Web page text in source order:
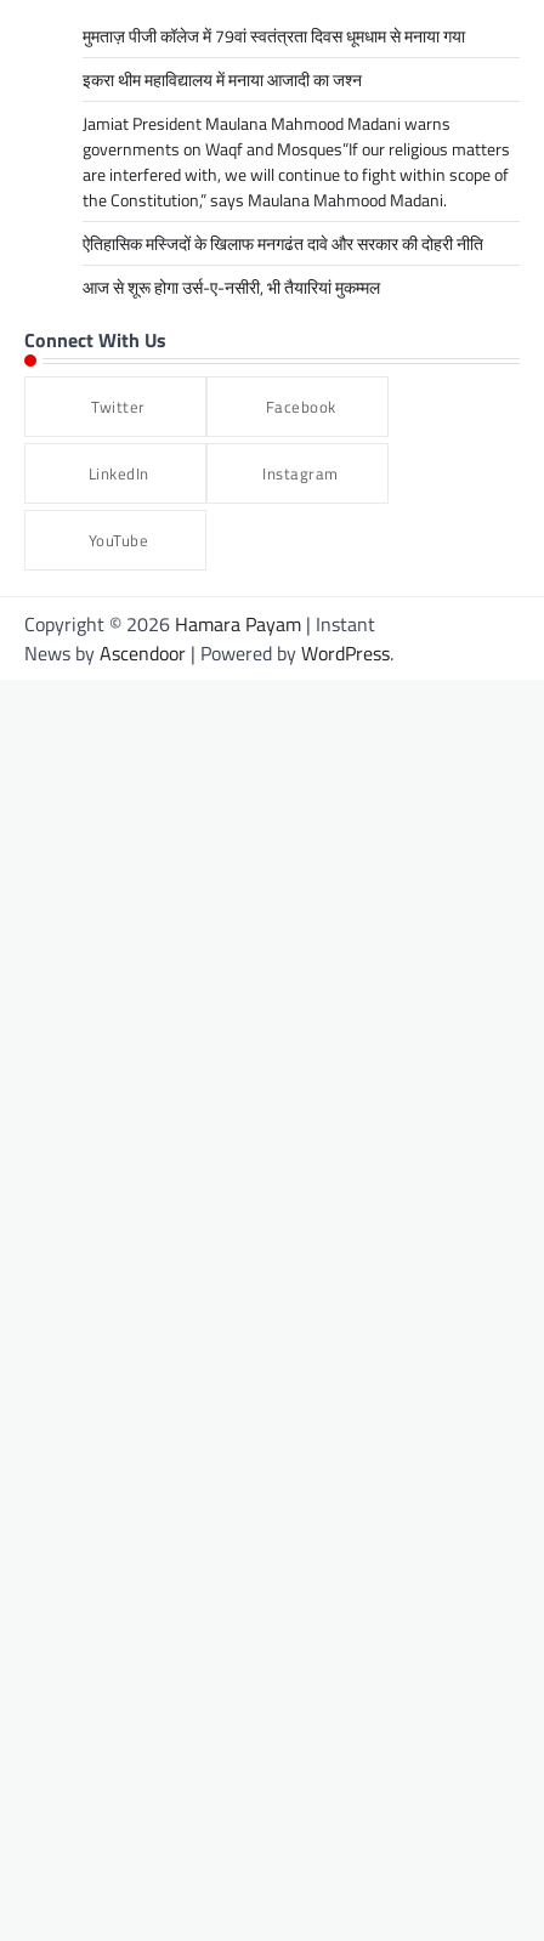
मुमताज़ पीजी कॉलेज में 79वां स्वतंत्रता दिवस धूमधाम से मनाया गया
इकरा थीम महाविद्यालय में मनाया आजादी का जश्न
Jamiat President Maulana Mahmood Madani warns
governments on Waqf and Mosques”If our religious matters
are interfered with, we will continue to fight within scope of
the Constitution,” says Maulana Mahmood Madani.
ऐतिहासिक मस्जिदों के खिलाफ मनगढंत दावे और सरकार की दोहरी नीति
आज से शूरू होगा उर्स-ए-नसीरी, भी तैयारियां मुकम्मल
Connect With Us
Twitter Facebook
LinkedIn Instagram
YouTube
Copyright © 2026 Hamara Payam | Instant
News byAscendoor | Powered byWordPress.